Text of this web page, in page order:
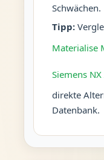
Schwächen.
Tipp:
Materialise
Siemens
direkte
Datenbank.